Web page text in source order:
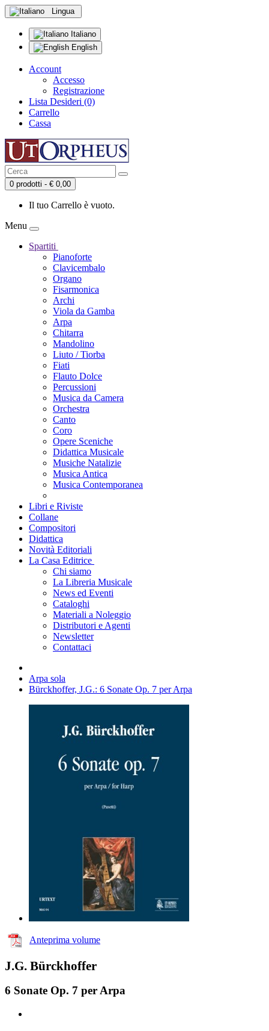
Lingua
Italiano
English
Account
Accesso
Registrazione
Lista Desideri (0)
Carrello
Cassa
0 prodotti - € 0,00
Il tuo Carrello è vuoto.
Menu
Spartiti
Pianoforte
Clavicembalo
Organo
Fisarmonica
Archi
Viola da Gamba
Arpa
Chitarra
Mandolino
Liuto / Tiorba
Fiati
Flauto Dolce
Percussioni
Musica da Camera
Orchestra
Canto
Coro
Opere Sceniche
Didattica Musicale
Musiche Natalizie
Musica Antica
Musica Contemporanea
Libri e Riviste
Collane
Compositori
Didattica
Novità Editoriali
La Casa Editrice
Chi siamo
La Libreria Musicale
News ed Eventi
Cataloghi
Materiali a Noleggio
Distributori e Agenti
Newsletter
Contattaci
Arpa sola
Bürckhoffer, J.G.: 6 Sonate Op. 7 per Arpa
Anteprima volume
J.G. Bürckhoffer
6 Sonate Op. 7 per Arpa